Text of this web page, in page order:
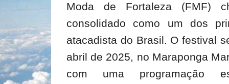
Moda de Fortaleza (FMF)
consolidado como um dos
atacadista do Brasil. O festival
abril de 2025, no Maraponga
com uma programação